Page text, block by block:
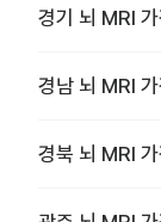
경기 뇌 MRI
경남 뇌 MRI
경북 뇌 MRI